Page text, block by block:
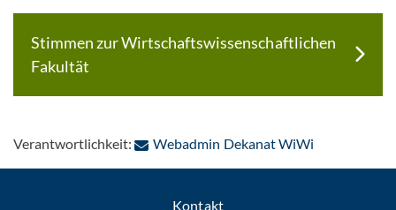
Stimmen zur Wirtschaftswissenschaftlichen
Fakultät
Verantwortlichkeit: Webadmin Dekanat WiWi: Per E-Mail
Kontakt